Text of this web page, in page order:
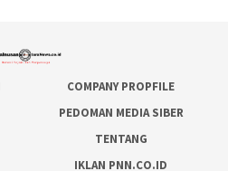
COMPANY PROPFILE
PEDOMAN MEDIA SIBER
TENTANG
IKLAN PNN.CO.ID